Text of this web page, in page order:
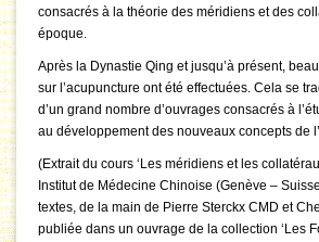
consacrés à la théorie des méridiens et des
époque.
Après la Dynastie Qing et jusqu’à présent,
sur l’acupuncture ont été effectuées. Cela se
d’un grand nombre d’ouvrages consacrés à
au développement des nouveaux concepts de
(Extrait du cours ‘Les méridiens et les
Institut de Médecine Chinoise (Genève –
textes, de la main de Pierre Sterckx CMD et
publiée dans un ouvrage de la collection ‘Les